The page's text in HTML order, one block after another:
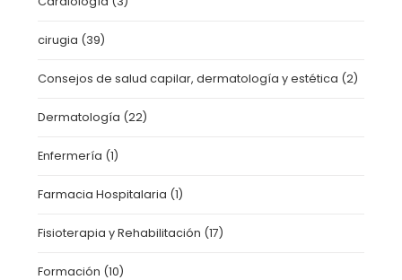
cirugia (39)
Consejos de salud capilar, dermatología y estética (2)
Dermatología (22)
Enfermería (1)
Farmacia Hospitalaria (1)
Fisioterapia y Rehabilitación (17)
Formación (10)